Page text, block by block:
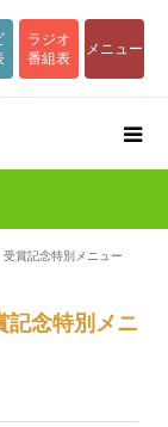
ラジオ
番組表
メニュー
受賞記念特別メニュー
記念特別メニ